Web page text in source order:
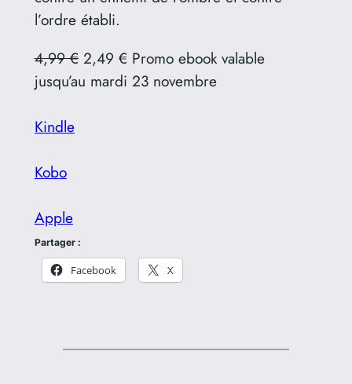
l’ordre établi.
4,99 €2,49 € Promo ebook valable
jusqu’au mardi 23 novembre
Kindle
Kobo
Apple
Partager :
Facebook X